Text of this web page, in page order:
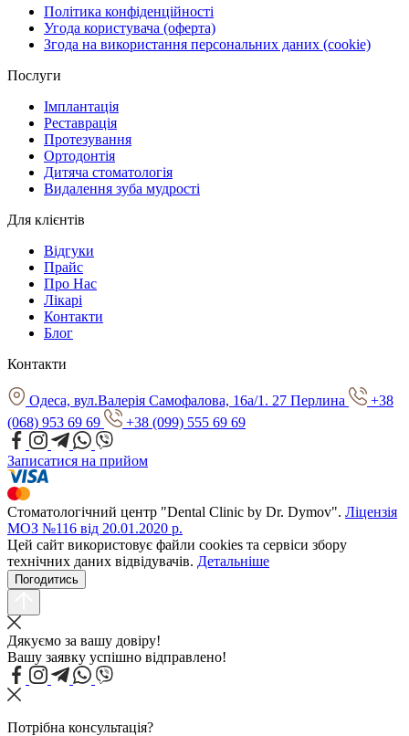
Політика конфіденційності
Угода користувача (оферта)
Згода на використання персональних даних (cookie)
Послуги
Імплантація
Реставрація
Протезування
Ортодонтія
Дитяча стоматологія
Видалення зуба мудрості
Для клієнтів
Відгуки
Прайс
Про Нас
Лікарі
Контакти
Блог
Контакти
Одеса, вул.Валерія Самофалова, 16а/1. 27 Перлина
+38
(068) 953 69 69
+38 (099) 555 69 69
Записатися на прийом
Стоматологічний центр "Dental Clinic by Dr. Dymov". Ліцензія
МОЗ №116 від 20.01.2020 р.
Цей сайт використовує файли cookies та сервіси збору
технічних даних відвідувачів. Детальніше
Погодитись
Дякуємо за вашу довіру!
Вашу заявку успішно відправлено!
Потрібна консультація?